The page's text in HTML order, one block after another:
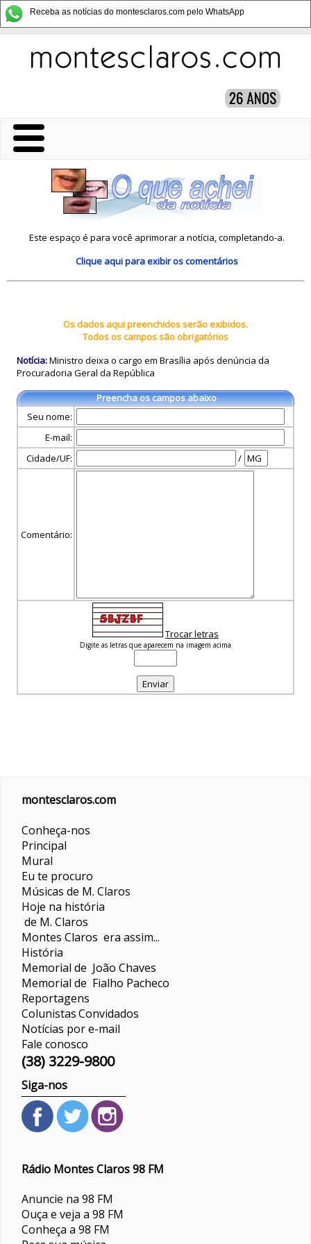
Receba as notícias do montesclaros.com pelo WhatsApp
Este espaço é para você aprimorar a notícia, completando-a.
Clique aquipara exibir os comentários
Os dados aqui preenchidos serão exibidos.
Todos os campos são obrigatórios
Notícia:Ministro deixa o cargo em Brasília após denúncia da
Procuradoria Geral da República
Preencha os campos abaixo
Seu nome:
E-mail:
Cidade/UF:
/
Comentário:
Trocar letras
Digite as letras que aparecem na imagem acima
montesclaros.com
Conheça-nos
Principal
Mural
Eu te procuro
Músicas de M. Claros
Hoje na história
de M. Claros
Montes Claros era assim...
História
Memorial de João Chaves
Memorial de Fialho Pacheco
Reportagens
ColunistasConvidados
Notícias por e-mail
Fale conosco
(38) 3229-9800
Siga-nos
Rádio Montes Claros 98 FM
Anuncie na 98 FM
Ouça e veja a 98 FM
Conheça a 98 FM